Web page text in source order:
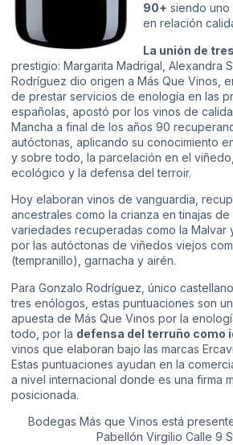
90+ siendo uno
en relación
La unión de
prestigio: Margarita Madrigal, Alexandra
Rodríguez dio origen a Más Que Vinos,
de prestar servicios de enología en las
españolas, apostó por los vinos de
Mancha a final de los años 90
autóctonas, aplicando su conocimiento
y sobre todo, la parcelación en el
ecológico y la defensa del terroir.
Hoy elaboran vinos de vanguardia,
ancestrales como la crianza en tinajas de
variedades recuperadas como la Malvar
por las autóctonas de viñedos viejos
(tempranillo), garnacha y airén.
Para Gonzalo Rodríguez, único
tres enólogos, estas puntuaciones son
apuesta de Más Que Vinos por la
todo, por la defensa del terruño como
vinos que elaboran bajo las marcas
Estas puntuaciones ayudan en la
a nivel internacional donde es una firma
posicionada.
Bodegas Más que Vinos está
Pabellón Virgilio Calle 9